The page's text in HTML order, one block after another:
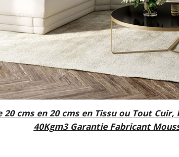
20 cms en 20 cms en Tissu ou Tout
40Kgm3 Garantie Fabricant